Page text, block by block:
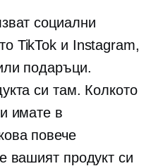
социални
TikTok и Instagram,
подаръци.
си там. Колкото
имате в
повече
вашият продукт си